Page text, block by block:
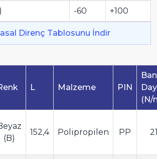
-60 +100
Direnç Tablosunu İndir
L Malzeme PIN
(N/
(B)
152,4 Polipropilen PP